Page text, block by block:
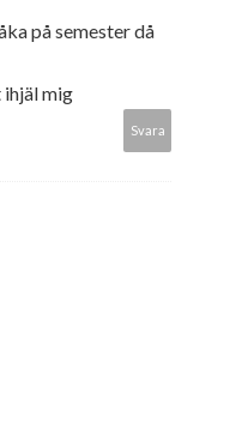
på semester då
ihjäl mig
Svara